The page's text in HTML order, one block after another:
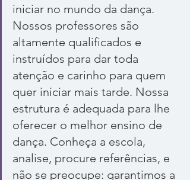
iniciar no mundo da dança.
Nossos professores são
altamente qualificados e
instruídos para dar toda
atenção e carinho para quem
quer iniciar mais tarde. Nossa
estrutura é adequada para lhe
oferecer o melhor ensino de
dança. Conheça a escola,
analise, procure referências, e
não se preocupe: garantimos a